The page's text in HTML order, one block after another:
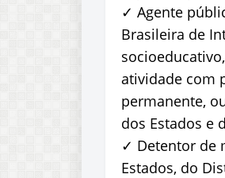
✓ Agente
Brasileira de
atividade com
permanente,
dos Estados e
✓ Detentor de
Estados, do